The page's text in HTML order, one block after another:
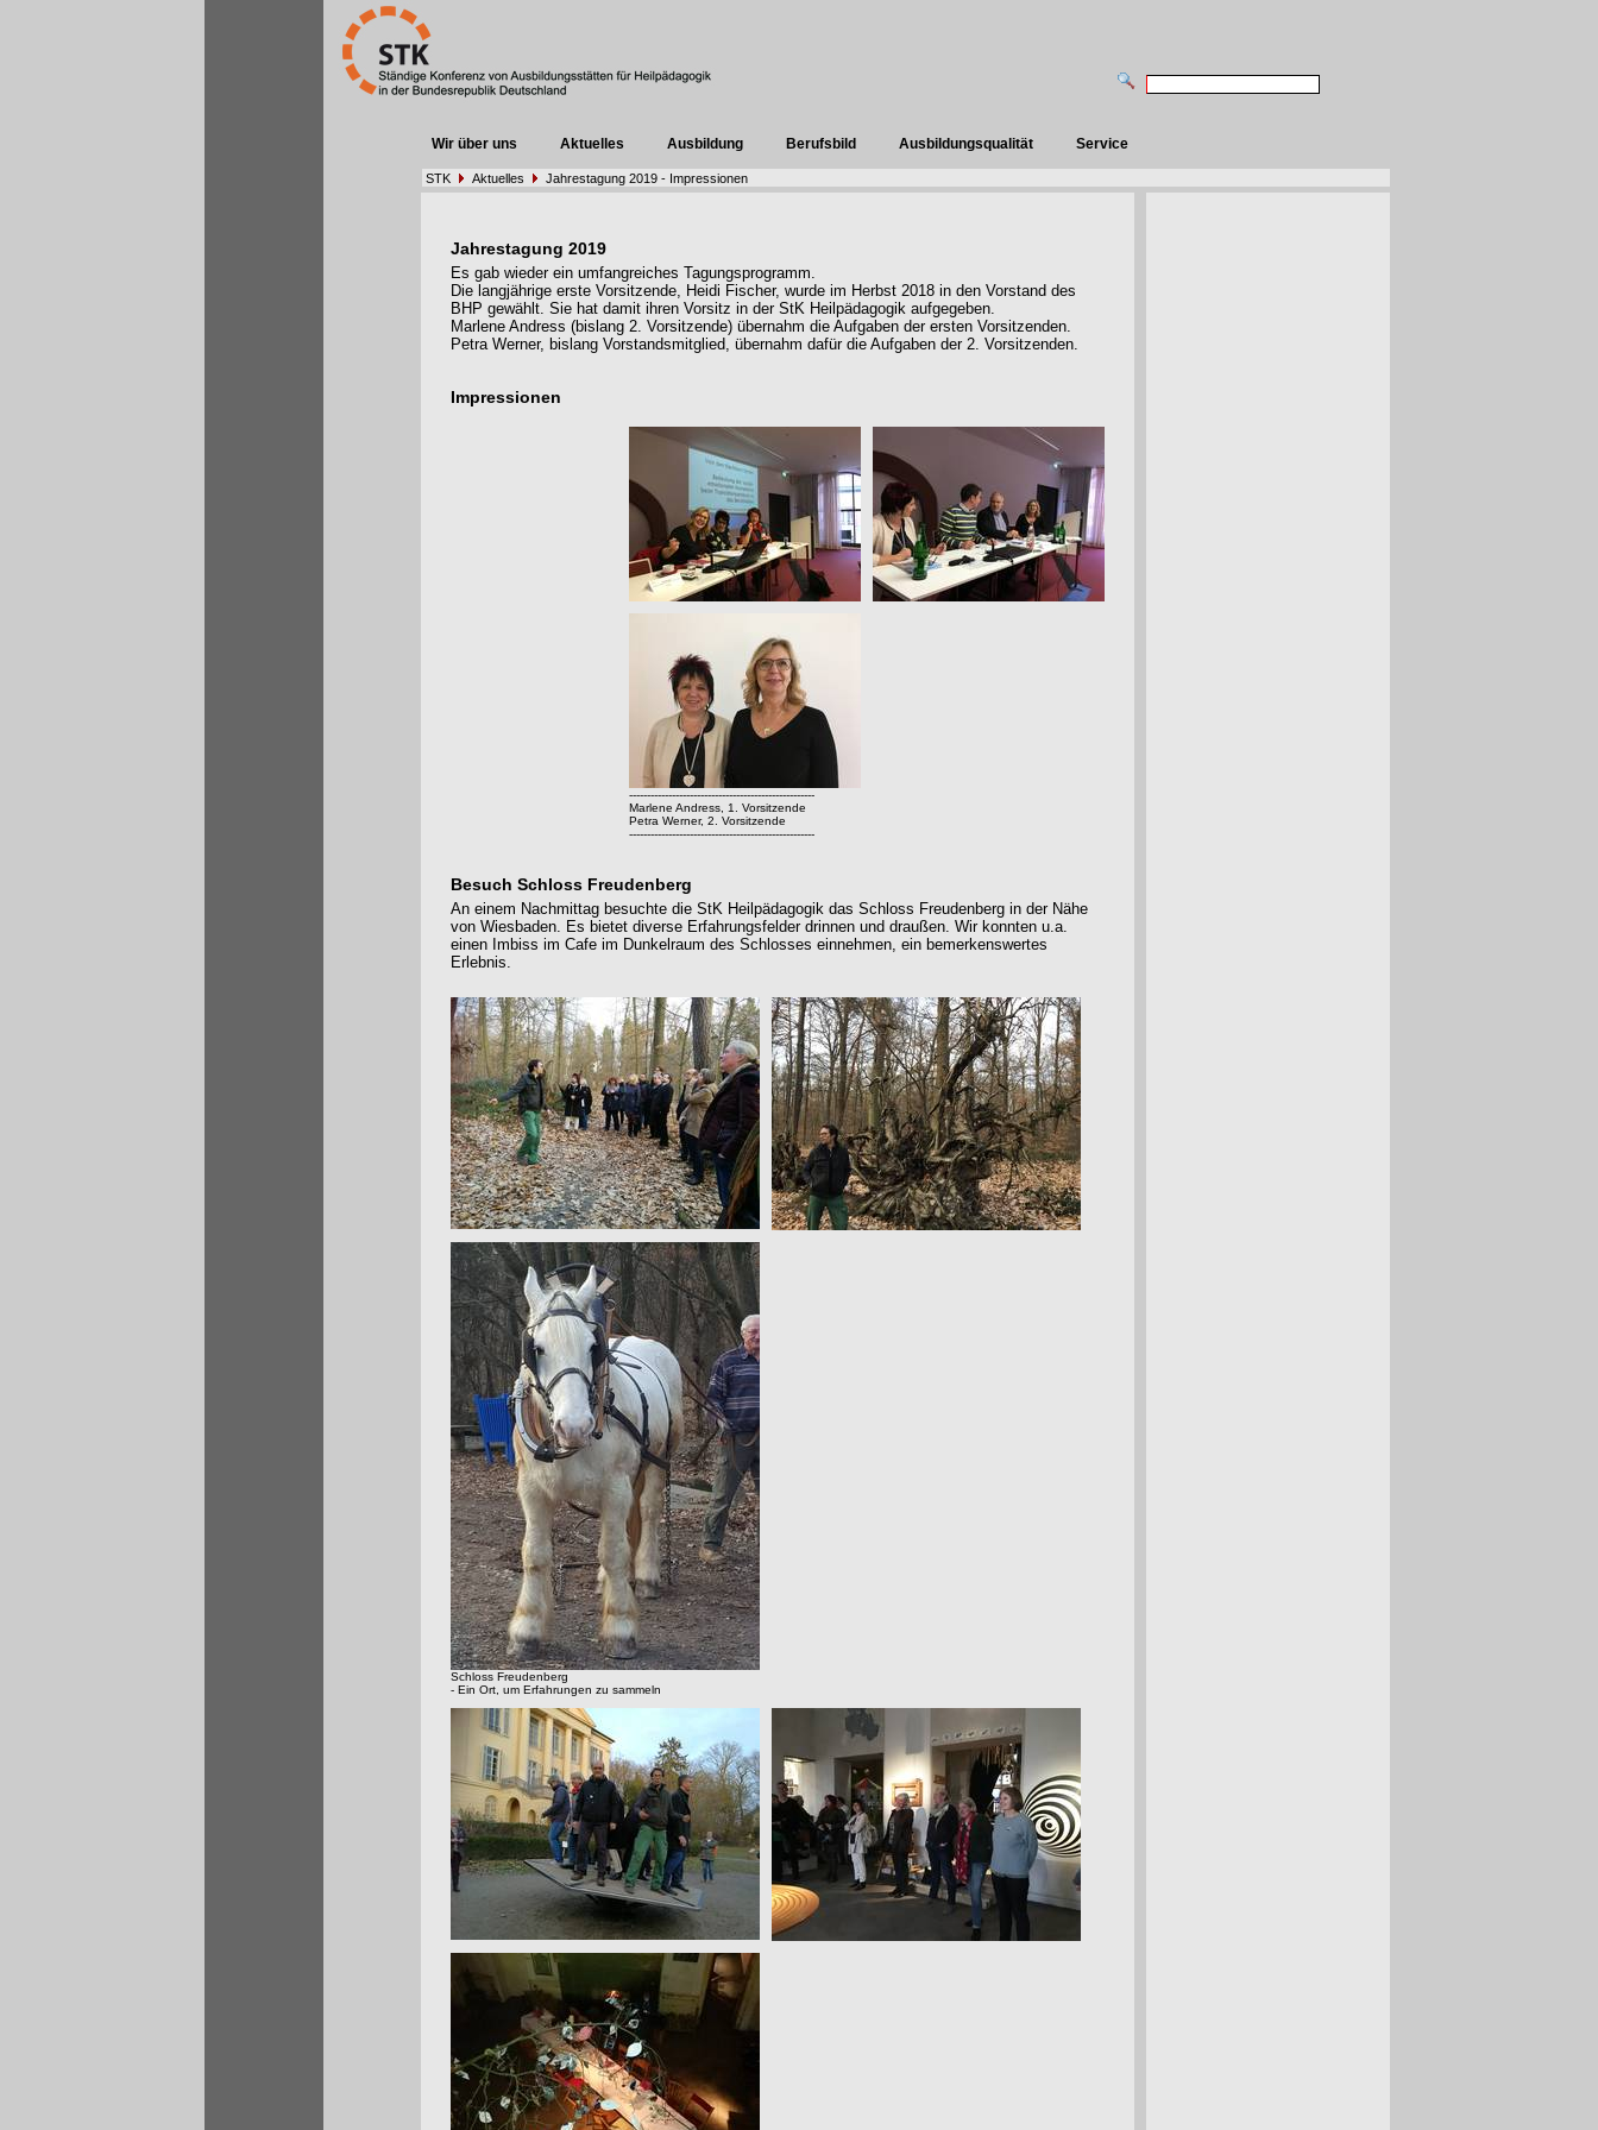
Wir über uns Aktuelles Ausbildung Berufsbild Ausbildungsqualität Service
STK Aktuelles Jahrestagung 2019 - Impressionen
Jahrestagung 2019
Es gab wieder ein umfangreiches Tagungsprogramm.
Die langjährige erste Vorsitzende, Heidi Fischer, wurde im Herbst 2018 in den Vorstand des
BHP gewählt. Sie hat damit ihren Vorsitz in der StK Heilpädagogik aufgegeben.
Marlene Andress (bislang 2. Vorsitzende) übernahm die Aufgaben der ersten Vorsitzenden.
Petra Werner, bislang Vorstandsmitglied, übernahm dafür die Aufgaben der 2. Vorsitzenden.
Impressionen
----------------------------------------------------
Marlene Andress, 1. Vorsitzende
Petra Werner, 2. Vorsitzende
----------------------------------------------------
Besuch Schloss Freudenberg
An einem Nachmittag besuchte die StK Heilpädagogik das Schloss Freudenberg in der Nähe
von Wiesbaden. Es bietet diverse Erfahrungsfelder drinnen und draußen. Wir konnten u.a.
einen Imbiss im Cafe im Dunkelraum des Schlosses einnehmen, ein bemerkenswertes
Erlebnis.
Schloss Freudenberg
- Ein Ort, um Erfahrungen zu sammeln